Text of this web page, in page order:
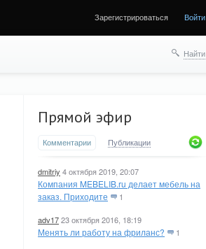
Зарегистрироваться Войти
Найти
Прямой эфир
Комментарии Публикации
dmitriy 4 октября 2019, 20:07
Компания MEBELIB.ru делает мебель на
заказ. Приходите
1
adv1723 октября 2016, 18:19
Менять ли работу на фриланс? 1